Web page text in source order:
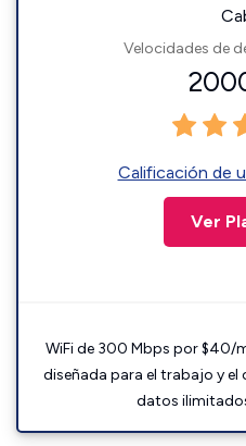
Velocidades de
Calificación de
Ver
WiFi de 300 Mbps por $40/
diseñada para el trabajo y el
datos